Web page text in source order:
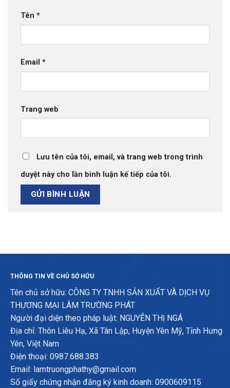
Tên *
Email *
Trang web
Lưu tên của tôi, email, và trang web trong trình
duyệt này cho lần bình luận kế tiếp của tôi.
THÔNG TIN VỀ CHỦ SỞ HỮU
Tên chủ sở hữu: CÔNG TY TNHH SẢN XUẤT VÀ DỊCH VỤ
THƯƠNG MẠI LÂM TRƯỜNG PHÁT
Người đại diện theo pháp luật: NGUYỄN THỊ NGÁ
Địa chỉ: Thôn Liêu Hạ, Xã Tân Lập, Huyện Yên Mỹ, Tỉnh Hưng
Yên, Việt Nam
Điện thoại: 0987.688.383
Email: lamtruongphathy@gmail.com
Số giấy chứng nhận đăng ký kinh doanh: 0900609115